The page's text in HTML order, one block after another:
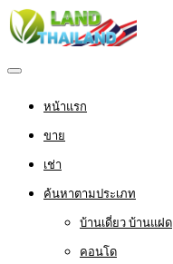
หน้าแรก
ขาย
เช่า
ค้นหาตามประเภท
บ้านเดี่ยว บ้านแฝด
คอนโด